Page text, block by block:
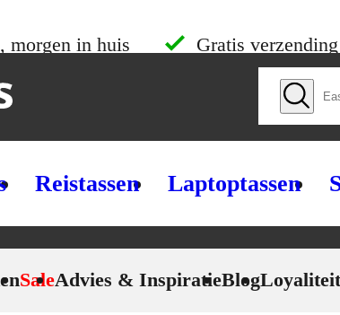
morgen in huis Gratis
Reistassen Laptoptassen
SaleAdvies & InspiratieBlog